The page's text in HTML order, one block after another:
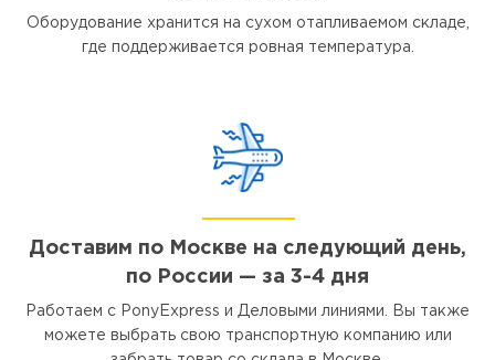
Оборудование хранится на сухом отапливаемом складе,
где поддерживается ровная температура.
Доставим по Москве на следующий день,
по России — за 3-4 дня
Работаем с PonyExpress и Деловыми линиями. Вы также
можете выбрать свою транспортную компанию или